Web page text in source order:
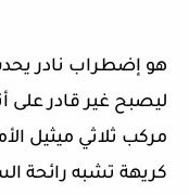
هو إضطراب نادر
ليصبح غير قادر على
مركب ثلاثي ميثيل
كريهة تشبه رائحة